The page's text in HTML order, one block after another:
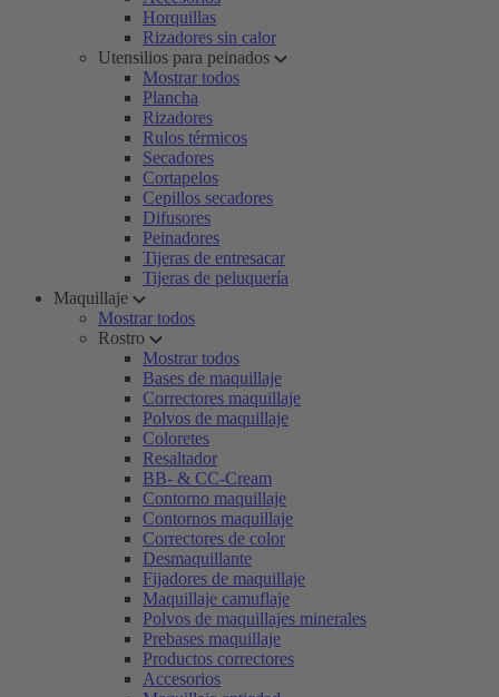
Horquillas
Rizadores sin calor
Utensilios para peinados
Mostrar todos
Plancha
Rizadores
Rulos térmicos
Secadores
Cortapelos
Cepillos secadores
Difusores
Peinadores
Tijeras de entresacar
Tijeras de peluquería
Maquillaje
Mostrar todos
Rostro
Mostrar todos
Bases de maquillaje
Correctores maquillaje
Polvos de maquillaje
Coloretes
Resaltador
BB- & CC-Cream
Contorno maquillaje
Contornos maquillaje
Correctores de color
Desmaquillante
Fijadores de maquillaje
Maquillaje camuflaje
Polvos de maquillajes minerales
Prebases maquillaje
Productos correctores
Accesorios